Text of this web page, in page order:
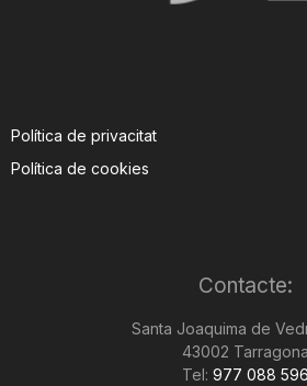
Política de privacitat
Política de cookies
Contacte:
Santa Joaquima de
43002 Tarragona
Tel: 977 088 596